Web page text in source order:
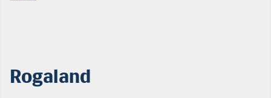
Rogaland